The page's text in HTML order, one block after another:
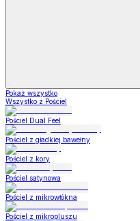
Pokaż wszystko
Wszystko z Pościel
Pościel Dual Feel
Pościel z gładkiej bawełny
Pościel z kory
Pościel satynowa
Pościel z mikrowłókna
Pościel z mikropluszu